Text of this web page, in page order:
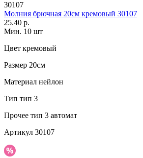
30107
Молния брючная 20см кремовый 30107
25.40 р.
Мин. 10 шт
Цвет кремовый
Размер 20см
Материал нейлон
Тип тип 3
Прочее тип 3 автомат
Артикул 30107